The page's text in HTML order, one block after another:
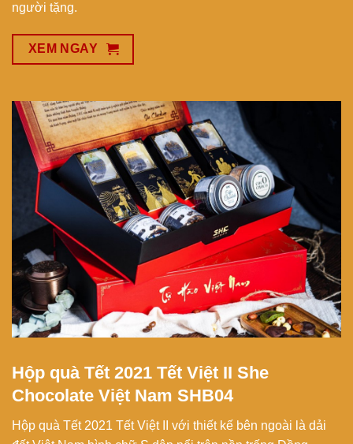
người tặng.
XEM NGAY
Hộp quà Tết 2021 Tết Việt II She
Chocolate Việt Nam SHB04
Hộp quà Tết 2021 Tết Việt II với thiết kế bên ngoài là dải